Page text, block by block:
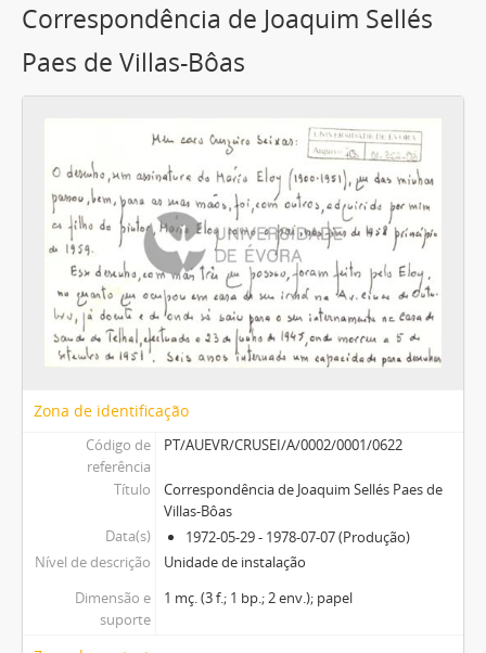
Correspondência de Joaquim Sellés
Paes de Villas-Bôas
Zona de identificação
Código de
referência
PT/AUEVR/CRUSEI/A/0002/0001/0622
Título
Correspondência de Joaquim Sellés Paes de
Villas-Bôas
Data(s)
1972-05-29 - 1978-07-07 (Produção)
Nível de descrição
Unidade de instalação
Dimensão e
suporte
1 mç. (3 f.; 1 bp.; 2 env.); papel